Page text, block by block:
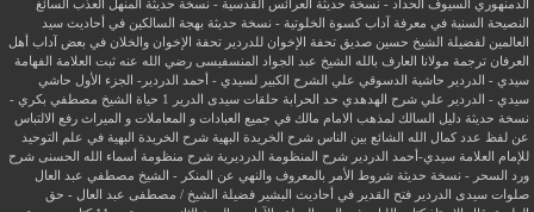
الدمنهوري
السيوف الحداد - نسخة حديثة العرائس القدسية - نسخة حديثة
المنهل العذب السائغ
النصيحة السنية في معرفة آداب كسوة الخلوتية - نسخة حديثة بهجة السالكين في أحاديث سيد
العالمين لفضيلة الشيخ حسين صديق
تحفة الإخوان للدردير تحفة الإخوان والخلان في بعض آداب أهل
العرفان ترجمة مولانا العارف بالله الشيخ عبد الجواد المنسفيسى رضي الله عنه ثبت العلامة الفهامة
سيدي - الدردير
حاشية الدسوقي علي الشرح الكبير لسيدي - أحمد الدردير- الجزء الأول حاشي
سيدي - الدردير علي شرح الهدهدي حد الحرابة حلقات سيدى الدرير 1
حياة الشيخ مصطفي بكري -
نسخة حديثة دليل السالك لمذهب الامام مالك في جميع العبادات و المعاملات و الميراث رفع الالتباس
عن لفظ عدد كمال الله الشائع بين الناس شرح الخريدة البهية شرح الخريدة البهية في علم التوحيد
للإمام العلامة سيدي-أحمد الدردير شرح المنظومة الدرديرية شرح منظومة أسماء الله الحسنى شرح
ورد السحر - نسخة حديثة شروط الأمر بالمعروف والنهي عن المنكر - الشيخ مصطفي عبد العال
صلوات سيدى الدردير فتح القدير في أحاديث البشير فضيلة الشيخ / مصطفى عبد العال - حق